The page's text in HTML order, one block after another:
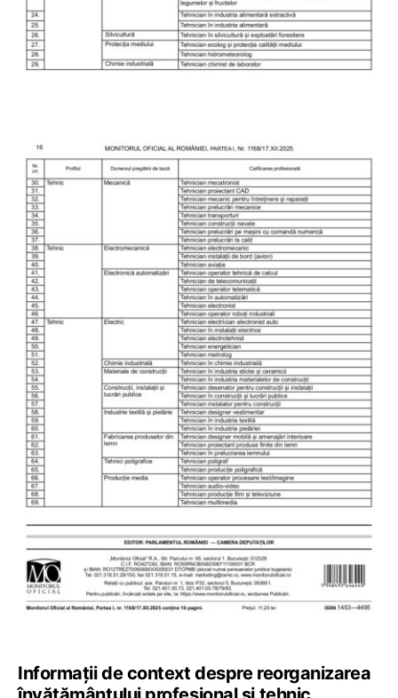
Informații de context despre reorganizarea